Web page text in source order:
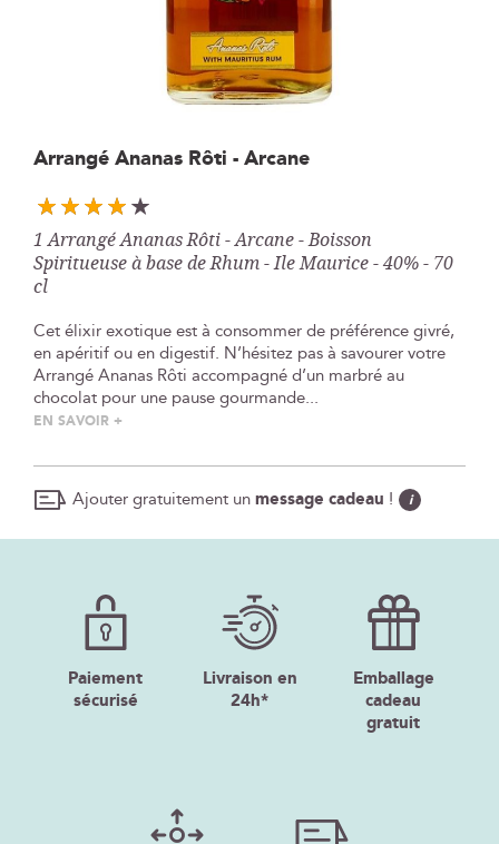
Skip
the
beginning
of
the
images
Arrangé Ananas Rôti - Arcane
1 Arrangé Ananas Rôti - Arcane - Boisson
Spiritueuse à base de Rhum - Ile Maurice - 40% - 70
cl
Cet élixir exotique est à consommer de préférence givré,
en apéritif ou en digestif. N’hésitez pas à savourer votre
Arrangé Ananas Rôti accompagné d’un marbré au
chocolat pour une pause gourmande...
EN SAVOIR +
Ajouter gratuitement unmessage cadeau ! i
Paiement
sécurisé
Livraison en
24h*
Emballage
cadeau
gratuit